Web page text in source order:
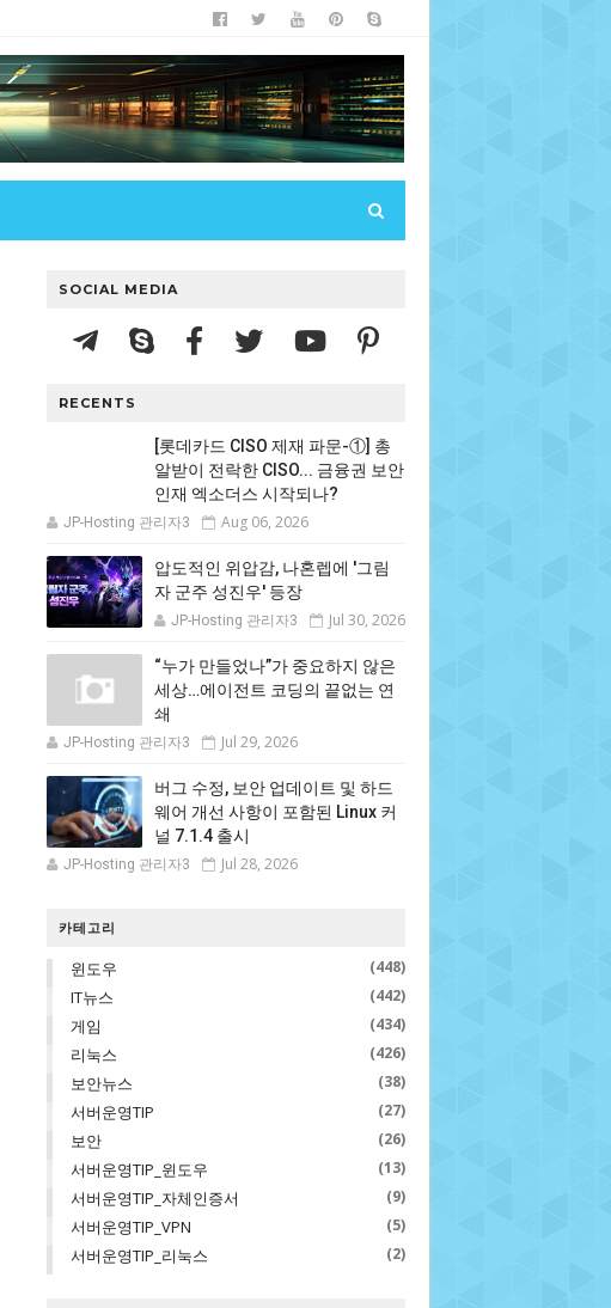
SOCIAL MEDIA
RECENTS
[롯데카드 CISO 제재 파문-①] 총
알받이 전락한 CISO... 금융권 보안
인재 엑소더스 시작되나?
JP-Hosting 관리자3 Aug 06, 2026
압도적인 위압감, 나혼렙에 '그림
자 군주 성진우' 등장
JP-Hosting 관리자3 Jul 30, 2026
“누가 만들었나”가 중요하지 않은
세상…에이전트 코딩의 끝없는 연
쇄
JP-Hosting 관리자3 Jul 29, 2026
버그 수정, 보안 업데이트 및 하드
웨어 개선 사항이 포함된 Linux 커
널 7.1.4 출시
JP-Hosting 관리자3 Jul 28, 2026
카테고리
윈도우 (448)
IT뉴스 (442)
게임 (434)
리눅스 (426)
보안뉴스 (38)
서버운영TIP (27)
보안 (26)
서버운영TIP_윈도우 (13)
서버운영TIP_자체인증서 (9)
서버운영TIP_VPN (5)
서버운영TIP_리눅스 (2)